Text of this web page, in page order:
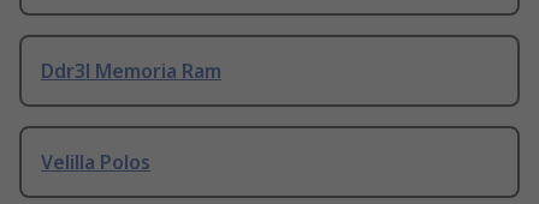
Ddr3l Memoria Ram
Velilla Polos